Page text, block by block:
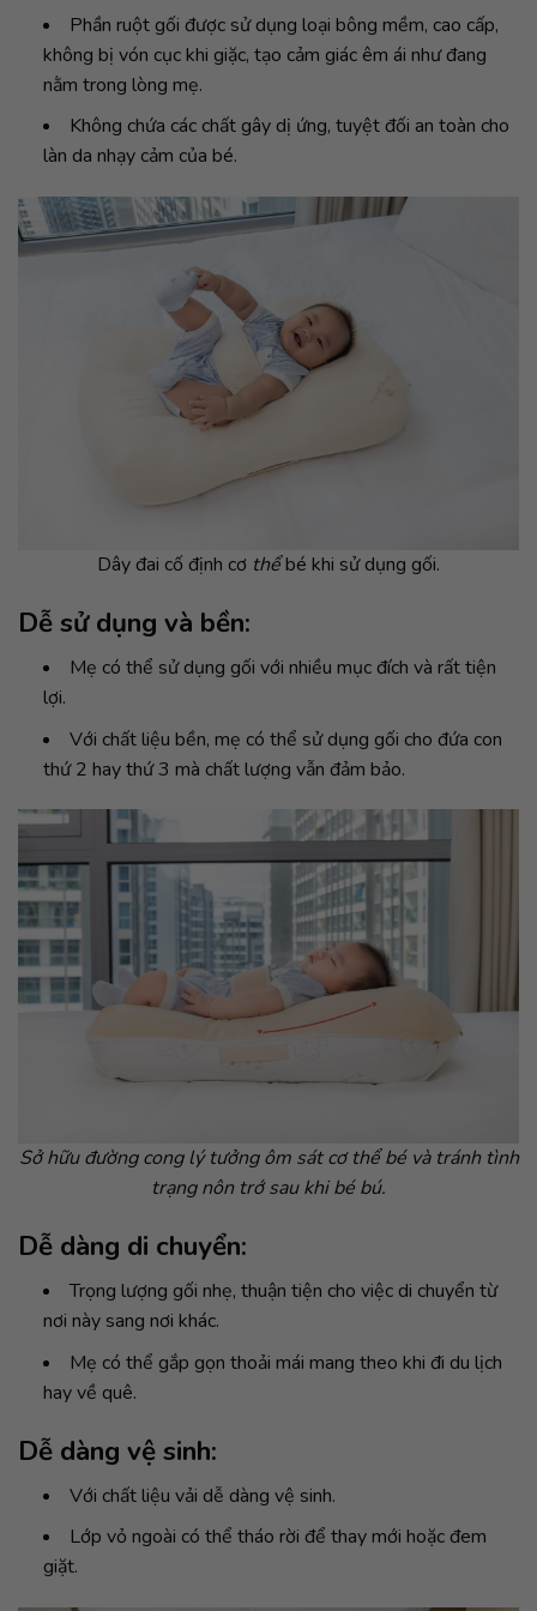
Phần ruột gối được sử dụng loại bông mềm, cao cấp,
không bị vón cục khi giặc, tạo cảm giác êm ái như đang
nằm trong lòng mẹ.
Không chứa các chất gây dị ứng, tuyệt đối an toàn cho
làn da nhạy cảm của bé.
Dây đai cố định cơ thểbé khi sử dụng gối.
Dễ sử dụng và bền:
Mẹ có thể sử dụng gối với nhiều mục đích và rất tiện
lợi.
Với chất liệu bền, mẹ có thể sử dụng gối cho đứa con
thứ 2 hay thứ 3 mà chất lượng vẫn đảm bảo.
Sở hữu đường cong lý tưởng ôm sát cơ thể bé và tránh tình
trạng nôn trớ sau khi bé bú.
Dễ dàng di chuyển:
Trọng lượng gối nhẹ, thuận tiện cho việc di chuyển từ
nơi này sang nơi khác.
Mẹ có thể gắp gọn thoải mái mang theo khi đi du lịch
hay về quê.
Dễ dàng vệ sinh:
Với chất liệu vải dễ dàng vệ sinh.
Lớp vỏ ngoài có thể tháo rời để thay mới hoặc đem
giặt.